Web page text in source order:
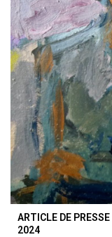
ARTICLE DE
2024